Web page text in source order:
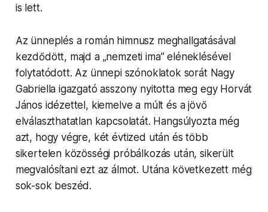
is lett.
Az ünneplés a román him­nusz meghall­gatásá­val
kezdődött, majd a „nemzeti ima” elének­lésév­el
foly­tató­dott. Az ünnepi szónok­la­tok sorát Nagy
Gabriella igazgató asszony nyitotta meg egy Horvát
János idézettel, kiemelve a múlt és a jövő
elválaszthatat­lan kapc­so­latát. Hangsú­ly­oz­ta még
azt, hogy végre, két évtized után és több
sikertelen közösségi próbálkozás után, sik­erült
meg­valósí­tani ezt az álmot. Utána következett még
sok-sok beszéd.